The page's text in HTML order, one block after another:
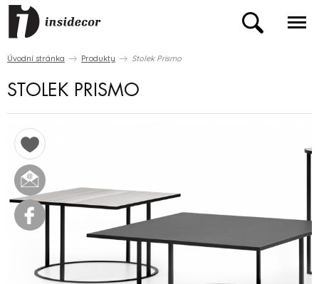
Úvodní stránka Produkty Stolek Prismo
STOLEK PRISMO